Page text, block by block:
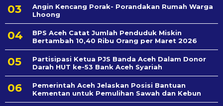
Angin Kencang Porak- Porandakan Rumah Warga
Lhoong
BPS Aceh Catat Jumlah Penduduk Miskin
Bertambah 10,40 Ribu Orang per Maret 2026
Partisipasi Ketua PJS Banda Aceh Dalam Donor
Darah HUT ke-53 Bank Aceh Syariah
Pemerintah Aceh Jelaskan Posisi Bantuan
Kementan untuk Pemulihan Sawah dan Kebun